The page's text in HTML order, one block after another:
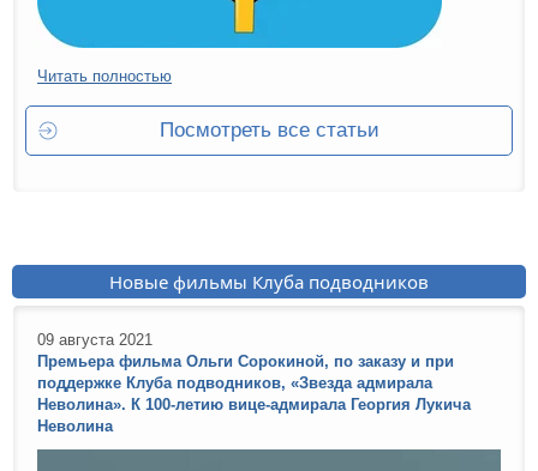
Читать полностью
Посмотреть все статьи
Новые фильмы Клуба подводников
09 августа 2021
Премьера фильма Ольги Сорокиной, по заказу и при
поддержке Клуба подводников, «Звезда адмирала
Неволина». К 100-летию вице-адмирала Георгия Лукича
Неволина